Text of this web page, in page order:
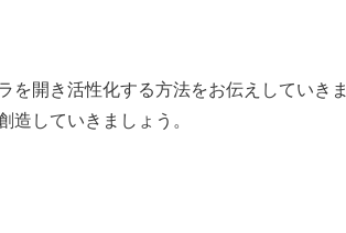
を開き活性化する方法をお伝えしていきま
造していきましょう。